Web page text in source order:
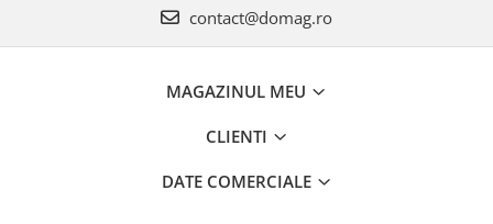
contact@domag.ro
MAGAZINUL MEU
CLIENTI
DATE COMERCIALE